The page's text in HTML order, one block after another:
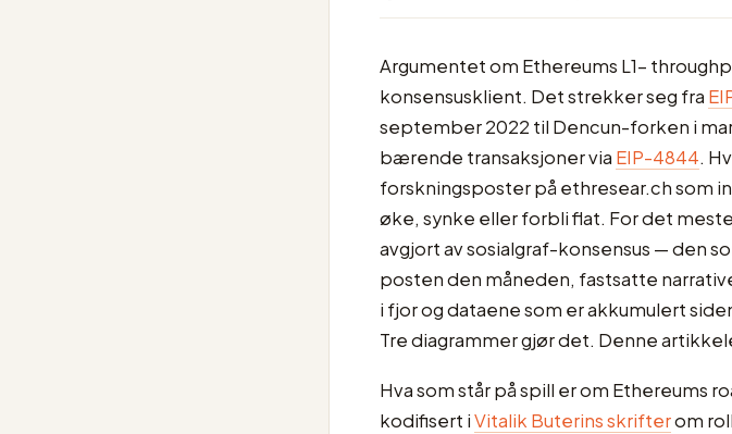
Argumentet om Ethereums L1-
konsensusklient. Det strekker seg fra
september 2022 til Dencun-forken i
bærende transaksjoner via EIP-4844.
forskningsposter på ethresear.ch som
øke, synke eller forbli flat. For det
avgjort av sosialgraf-konsensus — den
posten den måneden, fastsatte
i fjor og dataene som er akkumulert
Tre diagrammer gjør det. Denne
Hva som står på spill er om Ethereums
kodifisert iVitalik Buterins skrifterom